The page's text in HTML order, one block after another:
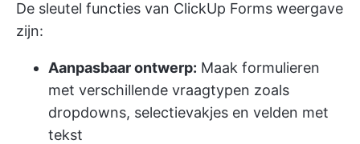
De sleutel functies van ClickUp Forms weergave
zijn:
Aanpasbaar ontwerp: Maak formulieren
met verschillende vraagtypen zoals
dropdowns, selectievakjes en velden met
tekst